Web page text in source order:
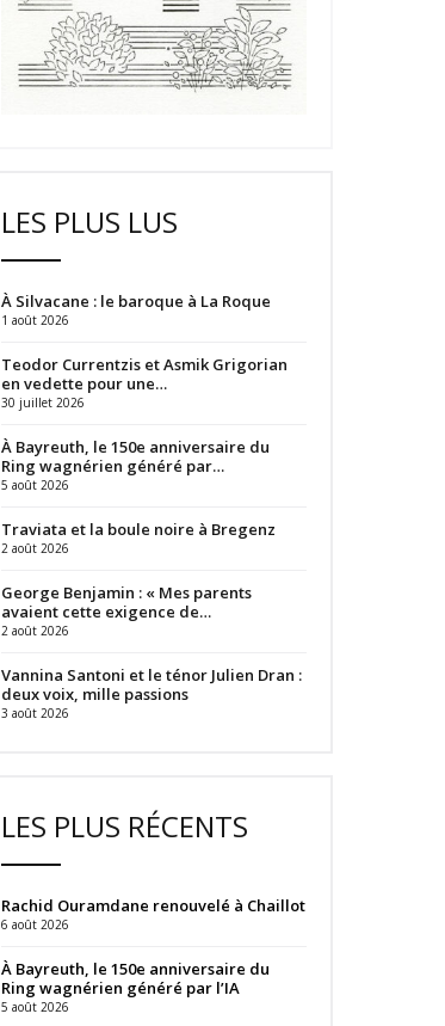
LES PLUS LUS
À Silvacane : le baroque à La Roque
1 août 2026
Teodor Currentzis et Asmik Grigorian
en vedette pour une…
30 juillet 2026
À Bayreuth, le 150e anniversaire du
Ring wagnérien généré par…
5 août 2026
Traviata et la boule noire à Bregenz
2 août 2026
George Benjamin : « Mes parents
avaient cette exigence de…
2 août 2026
Vannina Santoni et le ténor Julien Dran :
deux voix, mille passions
3 août 2026
LES PLUS RÉCENTS
Rachid Ouramdane renouvelé à Chaillot
6 août 2026
À Bayreuth, le 150e anniversaire du
Ring wagnérien généré par l’IA
5 août 2026